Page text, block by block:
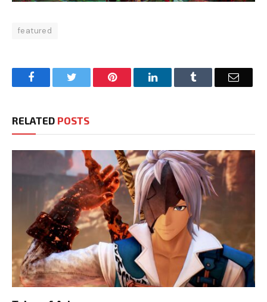
featured
FacebookTwitter Pinterest LinkedInTumblr Email
RELATED POSTS